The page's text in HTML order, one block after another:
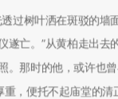
过树叶洒在斑驳的墙
亡。”从黄柏走出
。那时的他，或许也
，便托不起庙堂的